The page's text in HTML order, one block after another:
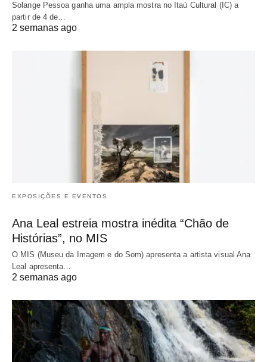
Solange Pessoa ganha uma ampla mostra no Itaú Cultural (IC) a
partir de 4 de…
2 semanas ago
EXPOSIÇÕES E EVENTOS
Ana Leal estreia mostra inédita “Chão de
Histórias”, no MIS
O MIS (Museu da Imagem e do Som) apresenta a artista visual Ana
Leal apresenta…
2 semanas ago